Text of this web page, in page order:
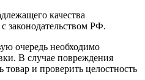
качества
законодательством РФ.
очередь необходимо
В случае повреждения
и проверить целостность